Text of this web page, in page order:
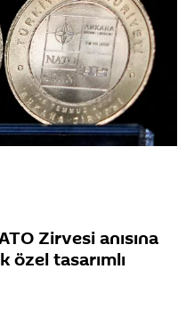
Zirvesi anısına
özel tasarımlı